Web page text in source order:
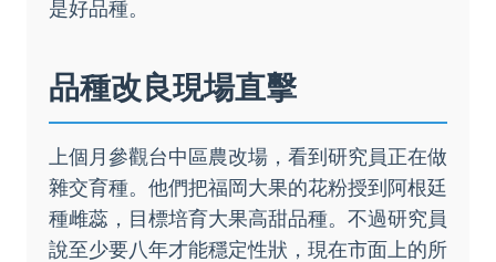
是好品種。
品種改良現場直擊
上個月參觀台中區農改場，看到研究員正在做
雜交育種。他們把福岡大果的花粉授到阿根廷
種雌蕊，目標培育大果高甜品種。不過研究員
說至少要八年才能穩定性狀，現在市面上的所